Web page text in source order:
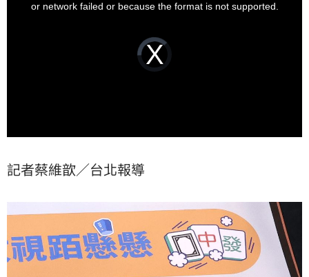
Video
Player
loading.
or network failed or because the format is not supported.
記者蔡維歆／台北報導